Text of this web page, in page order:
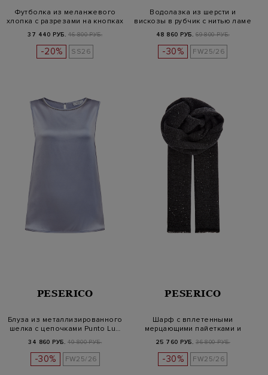
Футболка из меланжевого
хлопка с разрезами на кнопках
37 440 РУБ. 46 800 РУБ.
-20% SS26
Водолазка из шерсти и
вискозы в рубчик с нитью ламе
48 860 РУБ. 69 800 РУБ.
-30% FW25/26
PESERICO
Блуза из металлизированного
шелка с цепочками Punto Lu…
34 860 РУБ. 49 800 РУБ.
-30% FW25/26
PESERICO
Шарф с вплетенными
мерцающими пайетками и
25 760 РУБ. 36 800 РУБ.
-30% FW25/26